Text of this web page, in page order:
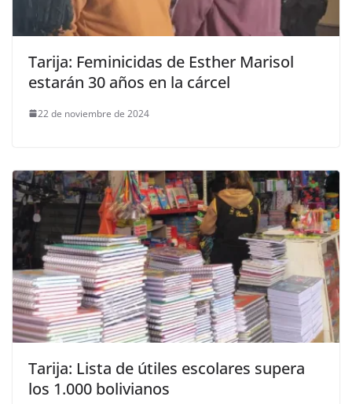
Tarija: Feminicidas de Esther Marisol
estarán 30 años en la cárcel
22 de noviembre de 2024
Tarija: Lista de útiles escolares supera
los 1.000 bolivianos